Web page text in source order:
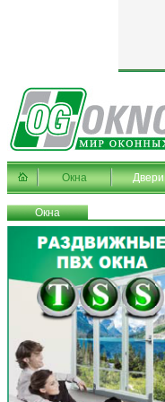
Окна Двери
Окна